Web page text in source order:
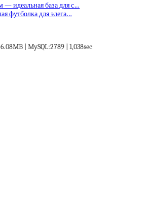
идеальная база для с…
футболка для элега…
| MySQL:2789 | 1,038sec